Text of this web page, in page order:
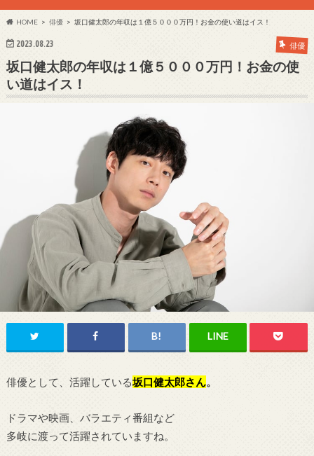
HOME 俳優 坂口健太郎の年収は１億５０００万円！お金の使い道はイス！
2023.08.23 俳優
坂口健太郎の年収は１億５０００万円！お金の使
い道はイス！
俳優として、活躍している坂口健太郎さん。
ドラマや映画、バラエティ番組など
多岐に渡って活躍されていますね。